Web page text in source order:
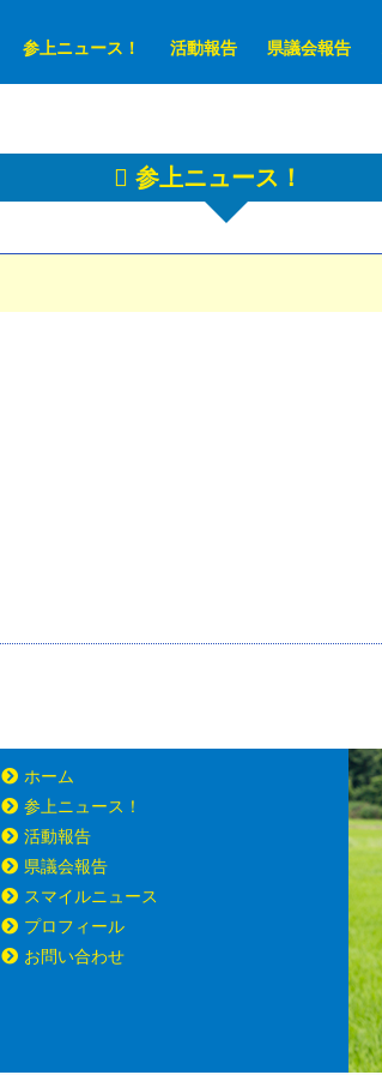
参上ニュース！ 活動報告 県議会報告
参上ニュース！
ホーム
参上ニュース！
活動報告
県議会報告
スマイルニュース
プロフィール
お問い合わせ